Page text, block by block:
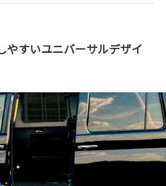
やすいユニバーサルデザイ